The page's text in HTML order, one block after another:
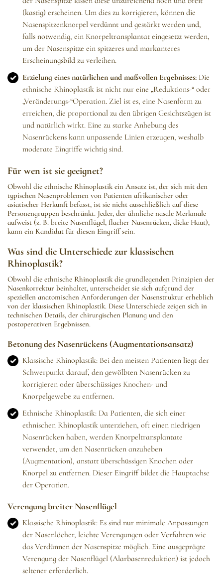
(kastig) erscheinen. Um dies zu korrigieren, können die
Nasenspitzenknorpel verdünnt und gestärkt werden und,
falls notwendig, ein Knorpeltransplantat eingesetzt werden,
um der Nasenspitze ein spitzeres und markanteres
Erscheinungsbild zu verleihen.
Erzielung eines natürlichen und maßvollen Ergebnisses: Die
ethnische Rhinoplastik ist nicht nur eine „Reduktions-“ oder
„Veränderungs-“Operation. Ziel ist es, eine Nasenform zu
erreichen, die proportional zu den übrigen Gesichtszügen ist
und natürlich wirkt. Eine zu starke Anhebung des
Nasenrückens kann unpassende Linien erzeugen, weshalb
moderate Eingriffe wichtig sind.
Für wen ist sie geeignet?
Obwohl die ethnische Rhinoplastik ein Ansatz ist, der sich mit den
typischen Nasenproblemen von Patienten afrikanischer oder
asiatischer Herkunft befasst, ist sie nicht ausschließlich auf diese
Personengruppen beschränkt. Jeder, der ähnliche nasale Merkmale
aufweist (z. B. breite Nasenflügel, flacher Nasenrücken, dicke Haut),
kann ein Kandidat für diesen Eingriff sein.
Was sind die Unterschiede zur klassischen
Rhinoplastik?
Obwohl die ethnische Rhinoplastik die grundlegenden Prinzipien der
Nasenkorrektur beinhaltet, unterscheidet sie sich aufgrund der
speziellen anatomischen Anforderungen der Nasenstruktur erheblich
von der klassischen Rhinoplastik. Diese Unterschiede zeigen sich in
technischen Details, der chirurgischen Planung und den
postoperativen Ergebnissen.
Betonung des Nasenrückens (Augmentationsansatz)
Klassische Rhinoplastik: Bei den meisten Patienten liegt der
Schwerpunkt darauf, den gewölbten Nasenrücken zu
korrigieren oder überschüssiges Knochen- und
Knorpelgewebe zu entfernen.
Ethnische Rhinoplastik: Da Patienten, die sich einer
ethnischen Rhinoplastik unterziehen, oft einen niedrigen
Nasenrücken haben, werden Knorpeltransplantate
verwendet, um den Nasenrücken anzuheben
(Augmentation), anstatt überschüssigen Knochen oder
Knorpel zu entfernen. Dieser Eingriff bildet die Hauptachse
der Operation.
Verengung breiter Nasenflügel
Klassische Rhinoplastik: Es sind nur minimale Anpassungen
der Nasenlöcher, leichte Verengungen oder Verfahren wie
das Verdünnen der Nasenspitze möglich. Eine ausgeprägte
Verengung der Nasenflügel (Alarbasenreduktion) ist jedoch
seltener erforderlich.